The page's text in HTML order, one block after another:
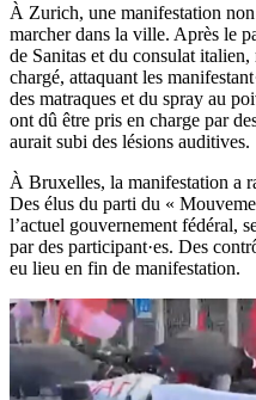
À Zurich, une manifestation
marcher dans la ville. Après le
de Sanitas et du consulat
chargé, attaquant les
des matraques et du spray au
ont dû être pris en charge par
aurait subi des lésions auditives.
À Bruxelles, la manifestation a
Des élus du parti du «
l’actuel gouvernement fédéral,
par des participant·es. Des
eu lieu en fin de manifestation.